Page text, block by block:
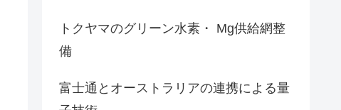
トクヤマのグリーン水素・ Mg供給網整
備
富士通とオーストラリアの連携による量